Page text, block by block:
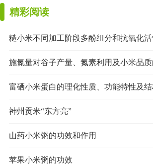
精彩阅读
糙小米不同加工阶段多酚组分和抗氧化
施氮量对谷子产量、氮素利用及小米品
富硒小米蛋白的理化性质、功能特性及
神州贡米“东方亮”
山药小米粥的功效和作用
苹果小米粥的功效